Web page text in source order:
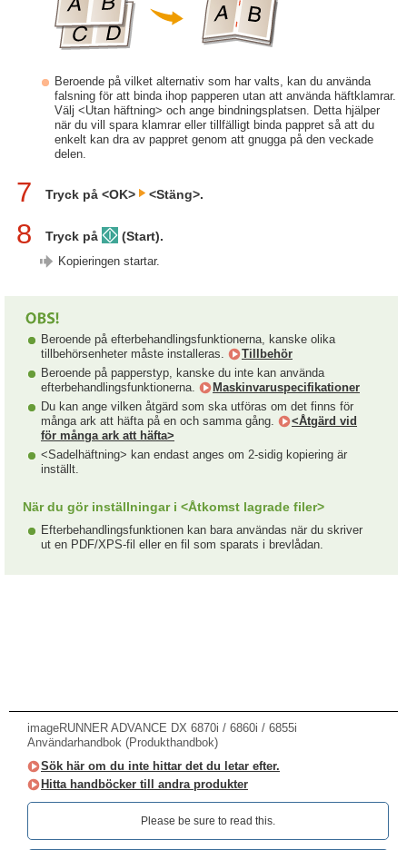
Beroende på vilket alternativ som har valts, kan du använda
falsning för att binda ihop papperen utan att använda häftklamrar.
Välj <Utan häftning> och ange bindningsplatsen. Detta hjälper
när du vill spara klamrar eller tillfälligt binda pappret så att du
enkelt kan dra av pappret genom att gnugga på den veckade
delen.
7 Tryck på <OK> <Stäng>.
8 Tryck på (Start).
Kopieringen startar.
Beroende på efterbehandlingsfunktionerna, kanske olika
tillbehörsenheter måste installeras.
Tillbehör
Beroende på papperstyp, kanske du inte kan använda
efterbehandlingsfunktionerna.
Maskinvaruspecifikationer
Du kan ange vilken åtgärd som ska utföras om det finns för
många ark att häfta på en och samma gång.
<Åtgärd vid
för många ark att häfta>
<Sadelhäftning> kan endast anges om 2-sidig kopiering är
inställt.
När du gör inställningar i <Åtkomst lagrade filer>
Efterbehandlingsfunktionen kan bara användas när du skriver
ut en PDF/XPS-fil eller en fil som sparats i brevlådan.
imageRUNNER ADVANCE DX 6870i / 6860i / 6855i
Användarhandbok (Produkthandbok)
Sök här om du inte hittar det du letar efter.
Hitta handböcker till andra produkter
Please be sure to read this.‎